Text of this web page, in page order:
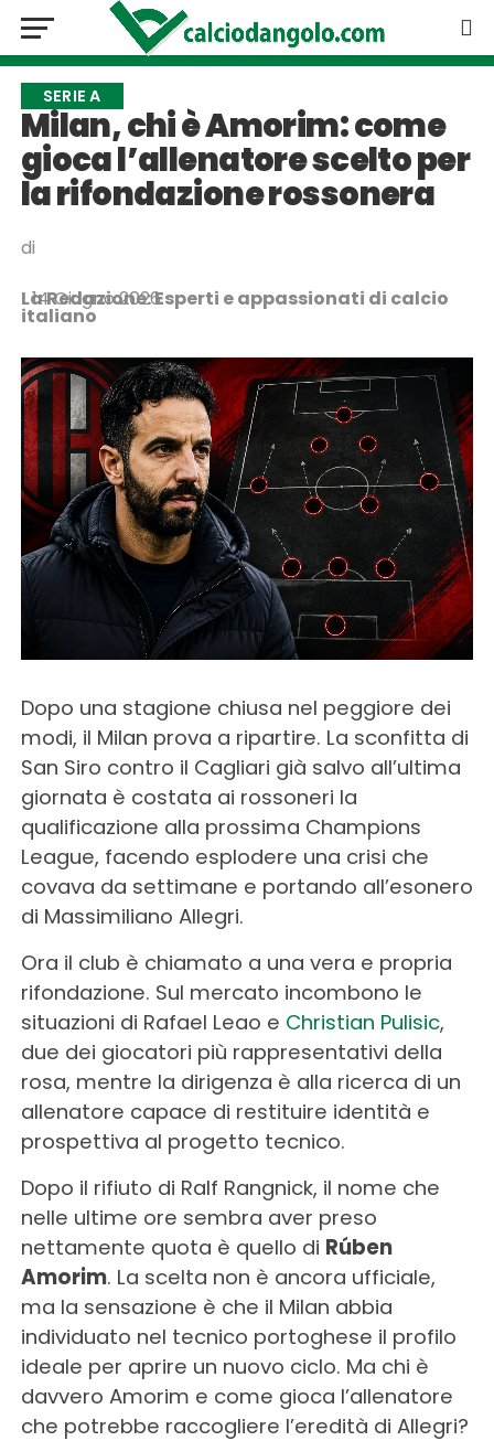
SERIE A
Milan, chi è Amorim: come
gioca l’allenatore scelto per
la rifondazione rossonera
di
La Redazione: Esperti e appassionati di calcio
italiano
14 Giugno 2026
Dopo una stagione chiusa nel peggiore dei
modi, il Milan prova a ripartire. La sconfitta di
San Siro contro il Cagliari già salvo all’ultima
giornata è costata ai rossoneri la
qualificazione alla prossima Champions
League, facendo esplodere una crisi che
covava da settimane e portando all’esonero
di Massimiliano Allegri.
Ora il club è chiamato a una vera e propria
rifondazione. Sul mercato incombono le
situazioni di Rafael Leao e Christian Pulisic,
due dei giocatori più rappresentativi della
rosa, mentre la dirigenza è alla ricerca di un
allenatore capace di restituire identità e
prospettiva al progetto tecnico.
Dopo il rifiuto di Ralf Rangnick, il nome che
nelle ultime ore sembra aver preso
nettamente quota è quello di Rúben
Amorim. La scelta non è ancora ufficiale,
ma la sensazione è che il Milan abbia
individuato nel tecnico portoghese il profilo
ideale per aprire un nuovo ciclo. Ma chi è
davvero Amorim e come gioca l’allenatore
che potrebbe raccogliere l’eredità di Allegri?